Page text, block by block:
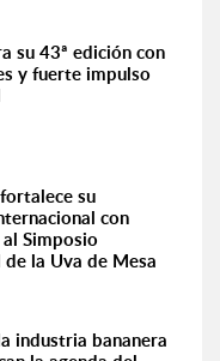
su 43ª edición con
y fuerte impulso
su
con
Simposio
la Uva de Mesa
industria bananera